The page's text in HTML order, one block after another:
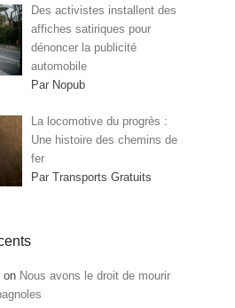
Des activistes installent des
affiches satiriques pour
dénoncer la publicité
automobile
Par Nopub
La locomotive du progrès :
Une histoire des chemins de
fer
Par Transports Gratuits
on Nous avons le droit de mourir